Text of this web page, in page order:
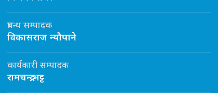
प्रबन्ध सम्पादक
विकासराज न्यौपाने
कार्यकारी सम्पादक
रामचन्द्र भट्ट